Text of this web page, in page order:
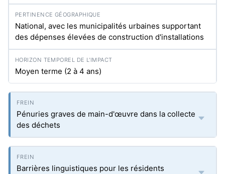
National, avec les municipalités urbaines supportant
des dépenses élevées de construction d'installations
Moyen terme (2 à 4 ans)
Pénuries graves de main-d'œuvre dans la collecte
des déchets
Barrières linguistiques pour les résidents